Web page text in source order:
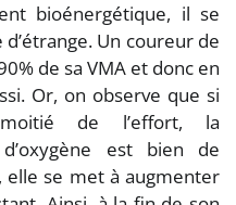
bioénergétique, il se
Un coureur de
de sa VMA et donc en
Or, on observe que si
de l’effort, la
est bien de
elle se met à augmenter